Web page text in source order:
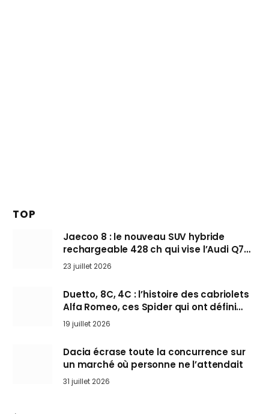
TOP
Jaecoo 8 : le nouveau SUV hybride
rechargeable 428 ch qui vise l’Audi Q7
arrive en Europe cet automne
23 juillet 2026
Duetto, 8C, 4C : l’histoire des cabriolets
Alfa Romeo, ces Spider qui ont défini
l’art de rouler cheveux au vent
19 juillet 2026
Dacia écrase toute la concurrence sur
un marché où personne ne l’attendait
31 juillet 2026